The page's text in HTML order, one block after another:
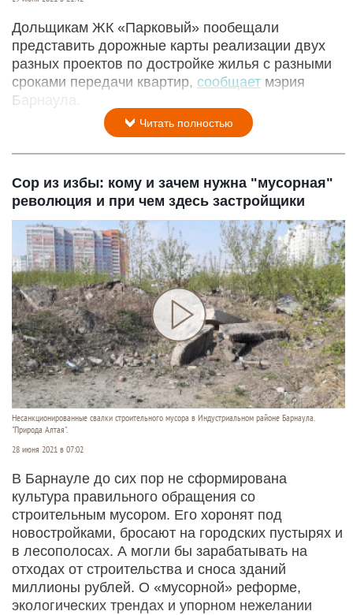
Дольщикам ЖК «Парковый» пообещали
представить дорожные карты реализации двух
разных проектов по достройке жилья с разными
сроками передачи квартир, сообщает мэрия
Барнаула.
Читать полностью
Сор из избы: кому и зачем нужна "мусорная"
революция и при чем здесь застройщики
Несанкционированные свалки строительного мусора в Индустриальном районе Барнаула.
"Природа Алтая".
28 июня 2021 в 07:02
В Барнауле до сих пор не сформирована
культура правильного обращения со
строительным мусором. Его хоронят под
новостройками, бросают на городских пустырях и
в лесополосах. А могли бы зарабатывать на
отходах от строительства и сноса зданий
миллионы рублей. О «мусорной» реформе,
экологических трендах и упорном нежелании